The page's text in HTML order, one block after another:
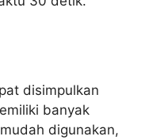
disimpulkan
banyak
digunakan,